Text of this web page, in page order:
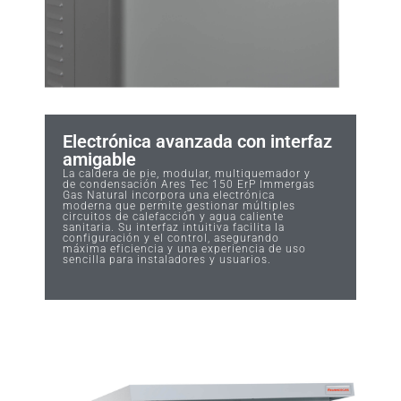
Electrónica avanzada con interfaz
amigable
La caldera de pie, modular, multiquemador y
de condensación Ares Tec 150 ErP Immergas
Gas Natural incorpora una electrónica
moderna que permite gestionar múltiples
circuitos de calefacción y agua caliente
sanitaria. Su interfaz intuitiva facilita la
configuración y el control, asegurando
máxima eficiencia y una experiencia de uso
sencilla para instaladores y usuarios.